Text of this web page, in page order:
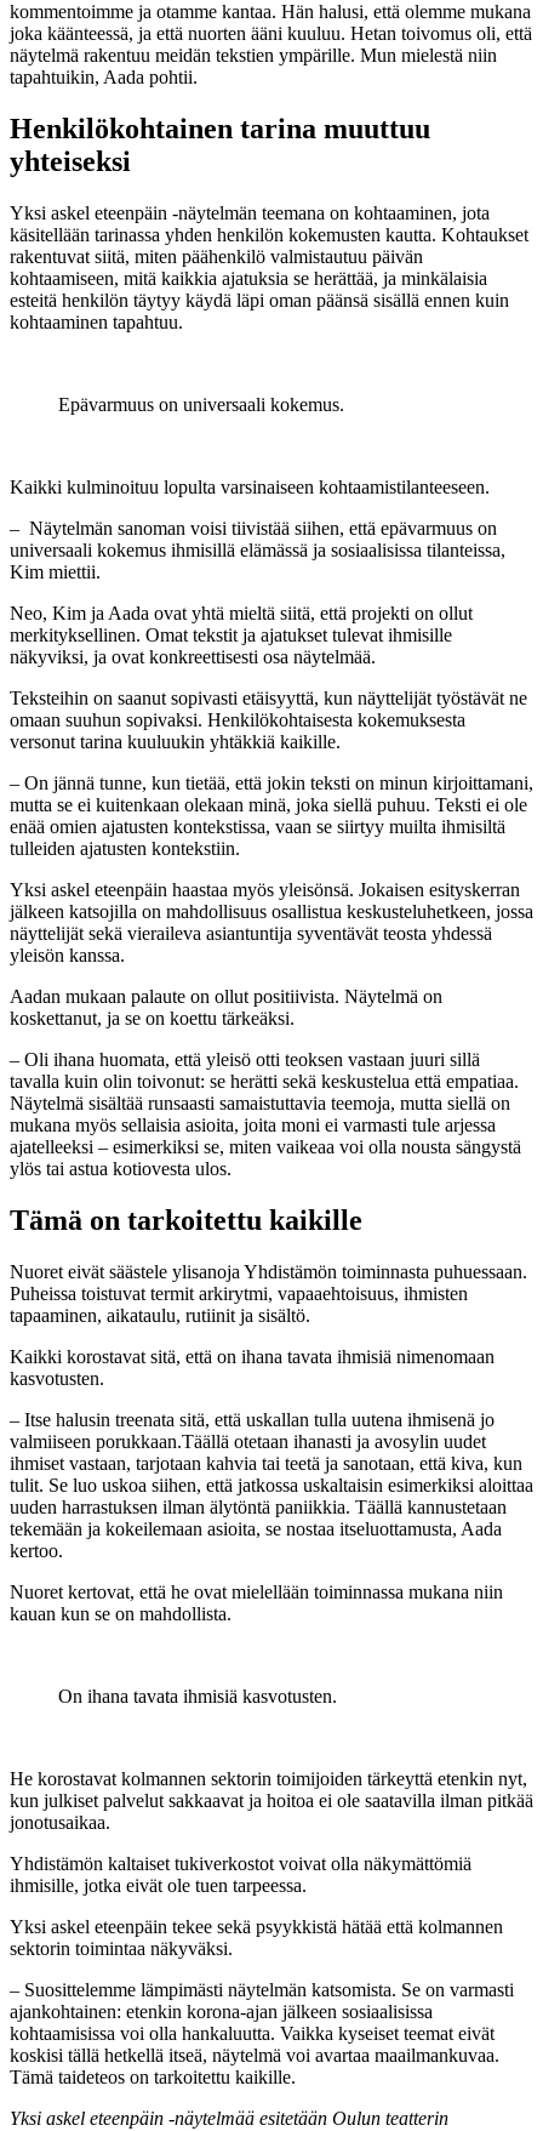
kommentoimme ja otamme kantaa. Hän halusi, että olemme mukana
joka käänteessä, ja että nuorten ääni kuuluu. Hetan toivomus oli, että
näytelmä rakentuu meidän tekstien ympärille. Mun mielestä niin
tapahtuikin, Aada pohtii.
Henkilökohtainen tarina muuttuu
yhteiseksi
Yksi askel eteenpäin -näytelmän teemana on kohtaaminen, jota
käsitellään tarinassa yhden henkilön kokemusten kautta. Kohtaukset
rakentuvat siitä, miten päähenkilö valmistautuu päivän
kohtaamiseen, mitä kaikkia ajatuksia se herättää, ja minkälaisia
esteitä henkilön täytyy käydä läpi oman päänsä sisällä ennen kuin
kohtaaminen tapahtuu.
Epävarmuus on universaali kokemus.
Kaikki kulminoituu lopulta varsinaiseen kohtaamistilanteeseen.
– Näytelmän sanoman voisi tiivistää siihen, että epävarmuus on
universaali kokemus ihmisillä elämässä ja sosiaalisissa tilanteissa,
Kim miettii.
Neo, Kim ja Aada ovat yhtä mieltä siitä, että projekti on ollut
merkityksellinen. Omat tekstit ja ajatukset tulevat ihmisille
näkyviksi, ja ovat konkreettisesti osa näytelmää.
Teksteihin on saanut sopivasti etäisyyttä, kun näyttelijät työstävät ne
omaan suuhun sopivaksi. Henkilökohtaisesta kokemuksesta
versonut tarina kuuluukin yhtäkkiä kaikille.
– On jännä tunne, kun tietää, että jokin teksti on minun kirjoittamani,
mutta se ei kuitenkaan olekaan minä, joka siellä puhuu. Teksti ei ole
enää omien ajatusten kontekstissa, vaan se siirtyy muilta ihmisiltä
tulleiden ajatusten kontekstiin.
Yksi askel eteenpäin haastaa myös yleisönsä. Jokaisen esityskerran
jälkeen katsojilla on mahdollisuus osallistua keskusteluhetkeen, jossa
näyttelijät sekä vieraileva asiantuntija syventävät teosta yhdessä
yleisön kanssa.
Aadan mukaan palaute on ollut positiivista. Näytelmä on
koskettanut, ja se on koettu tärkeäksi.
– Oli ihana huomata, että yleisö otti teoksen vastaan juuri sillä
tavalla kuin olin toivonut: se herätti sekä keskustelua että empatiaa.
Näytelmä sisältää runsaasti samaistuttavia teemoja, mutta siellä on
mukana myös sellaisia asioita, joita moni ei varmasti tule arjessa
ajatelleeksi – esimerkiksi se, miten vaikeaa voi olla nousta sängystä
ylös tai astua kotiovesta ulos.
Tämä on tarkoitettu kaikille
Nuoret eivät säästele ylisanoja Yhdistämön toiminnasta puhuessaan.
Puheissa toistuvat termit arkirytmi, vapaaehtoisuus, ihmisten
tapaaminen, aikataulu, rutiinit ja sisältö.
Kaikki korostavat sitä, että on ihana tavata ihmisiä nimenomaan
kasvotusten.
– Itse halusin treenata sitä, että uskallan tulla uutena ihmisenä jo
valmiiseen porukkaan.Täällä otetaan ihanasti ja avosylin uudet
ihmiset vastaan, tarjotaan kahvia tai teetä ja sanotaan, että kiva, kun
tulit. Se luo uskoa siihen, että jatkossa uskaltaisin esimerkiksi aloittaa
uuden harrastuksen ilman älytöntä paniikkia. Täällä kannustetaan
tekemään ja kokeilemaan asioita, se nostaa itseluottamusta, Aada
kertoo.
Nuoret kertovat, että he ovat mielellään toiminnassa mukana niin
kauan kun se on mahdollista.
On ihana tavata ihmisiä kasvotusten.
He korostavat kolmannen sektorin toimijoiden tärkeyttä etenkin nyt,
kun julkiset palvelut sakkaavat ja hoitoa ei ole saatavilla ilman pitkää
jonotusaikaa.
Yhdistämön kaltaiset tukiverkostot voivat olla näkymättömiä
ihmisille, jotka eivät ole tuen tarpeessa.
Yksi askel eteenpäin tekee sekä psyykkistä hätää että kolmannen
sektorin toimintaa näkyväksi.
– Suosittelemme lämpimästi näytelmän katsomista. Se on varmasti
ajankohtainen: etenkin korona-ajan jälkeen sosiaalisissa
kohtaamisissa voi olla hankaluutta. Vaikka kyseiset teemat eivät
koskisi tällä hetkellä itseä, näytelmä voi avartaa maailmankuvaa.
Tämä taideteos on tarkoitettu kaikille.
Yksi askel eteenpäin -näytelmää esitetään Oulun teatterin